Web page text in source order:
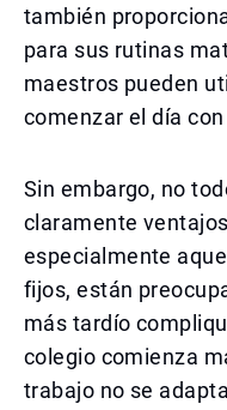
también
para sus rutinas
maestros pueden
comenzar el día
Sin embargo, no
claramente
especialmente
fijos, están
más tardío
colegio comienza
trabajo no se